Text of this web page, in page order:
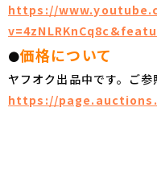
https://
●価格について
ヤフオク出品中です。ご
https://